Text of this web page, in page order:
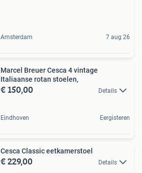
Amsterdam 7 aug 26
Marcel Breuer Cesca 4 vintage
Italiaanse rotan stoelen,
€ 150,00 Details
Eindhoven Eergisteren
Cesca Classic eetkamerstoel
€ 229,00 Details